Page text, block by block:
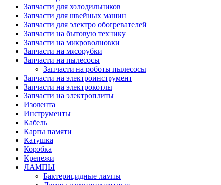
Запчасти для холодильников
Запчасти для швейных машин
Запчасти для электро обогревателей
Запчасти на бытовую технику
Запчасти на микроволновки
Запчасти на мясорубки
Запчасти на пылесосы
Запчасти на роботы пылесосы
Запчасти на электроинструмент
Запчасти на электрокотлы
Запчасти на электроплиты
Изолента
Инструменты
Кабель
Карты памяти
Катушка
Коробка
Крепежи
ЛАМПЫ
Бактерицидные лампы